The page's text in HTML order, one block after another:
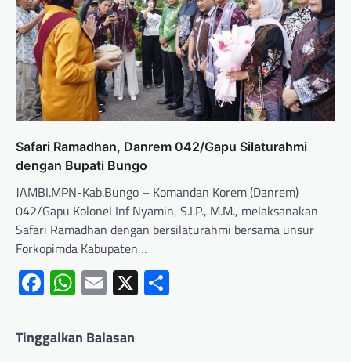
Safari Ramadhan, Danrem 042/Gapu Silaturahmi
dengan Bupati Bungo
JAMBI.MPN-Kab.Bungo – Komandan Korem (Danrem)
042/Gapu Kolonel Inf Nyamin, S.I.P., M.M., melaksanakan
Safari Ramadhan dengan bersilaturahmi bersama unsur
Forkopimda Kabupaten…
Facebook
WhatsApp
Email
X
Tinggalkan Balasan